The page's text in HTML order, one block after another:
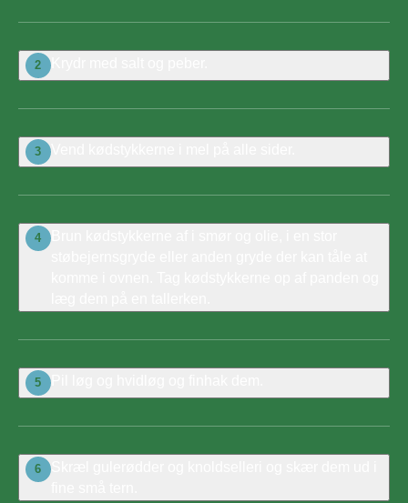
2 Krydr med salt og peber.
3 Vend kødstykkerne i mel på alle sider.
4
Brun kødstykkerne af i smør og olie, i en stor
5 Pil løg og hvidløg og finhak dem.
6
Skræl gulerødder og knoldselleri og skær dem ud i